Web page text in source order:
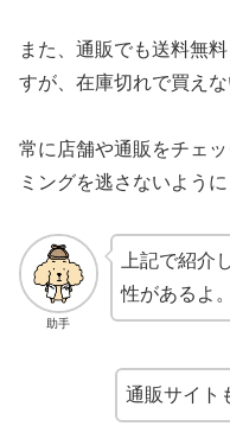
また、通販でも送料無
すが、在庫切れで買えな
常に店舗や通販をチェ
ミングを逃さないよう
助手
上記で紹介
性があるよ。
通販サイト